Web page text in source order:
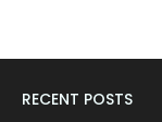
RECENT POSTS